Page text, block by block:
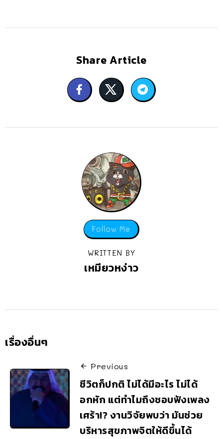
Share Article
Follow Me
WRITTEN BY
เหมียวหง่าว
เรื่องอื่นๆ
Previous
ชีวิตก็ปกติ ไม่ได้มีอะไร ไม่ได้
อกหัก แต่ทำไมถึงชอบฟังเพลง
เศร้า!? งานวิจัยพบว่า มันช่วย
บริหารสุขภาพจิตให้ดีขึ้นได้